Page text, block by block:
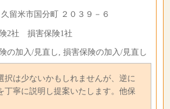
留米市国分町 ２０３９－６
2社 損害保険1社
の加入/見直し, 損害保険の加入/見直し
択は少ないかもしれませんが、逆に
丁寧に説明し提案いたします。他保